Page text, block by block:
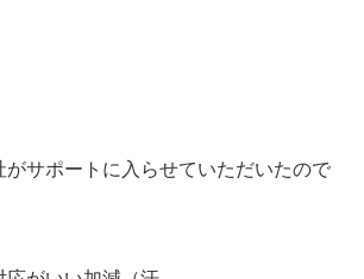
がサポートに入らせていただいたので